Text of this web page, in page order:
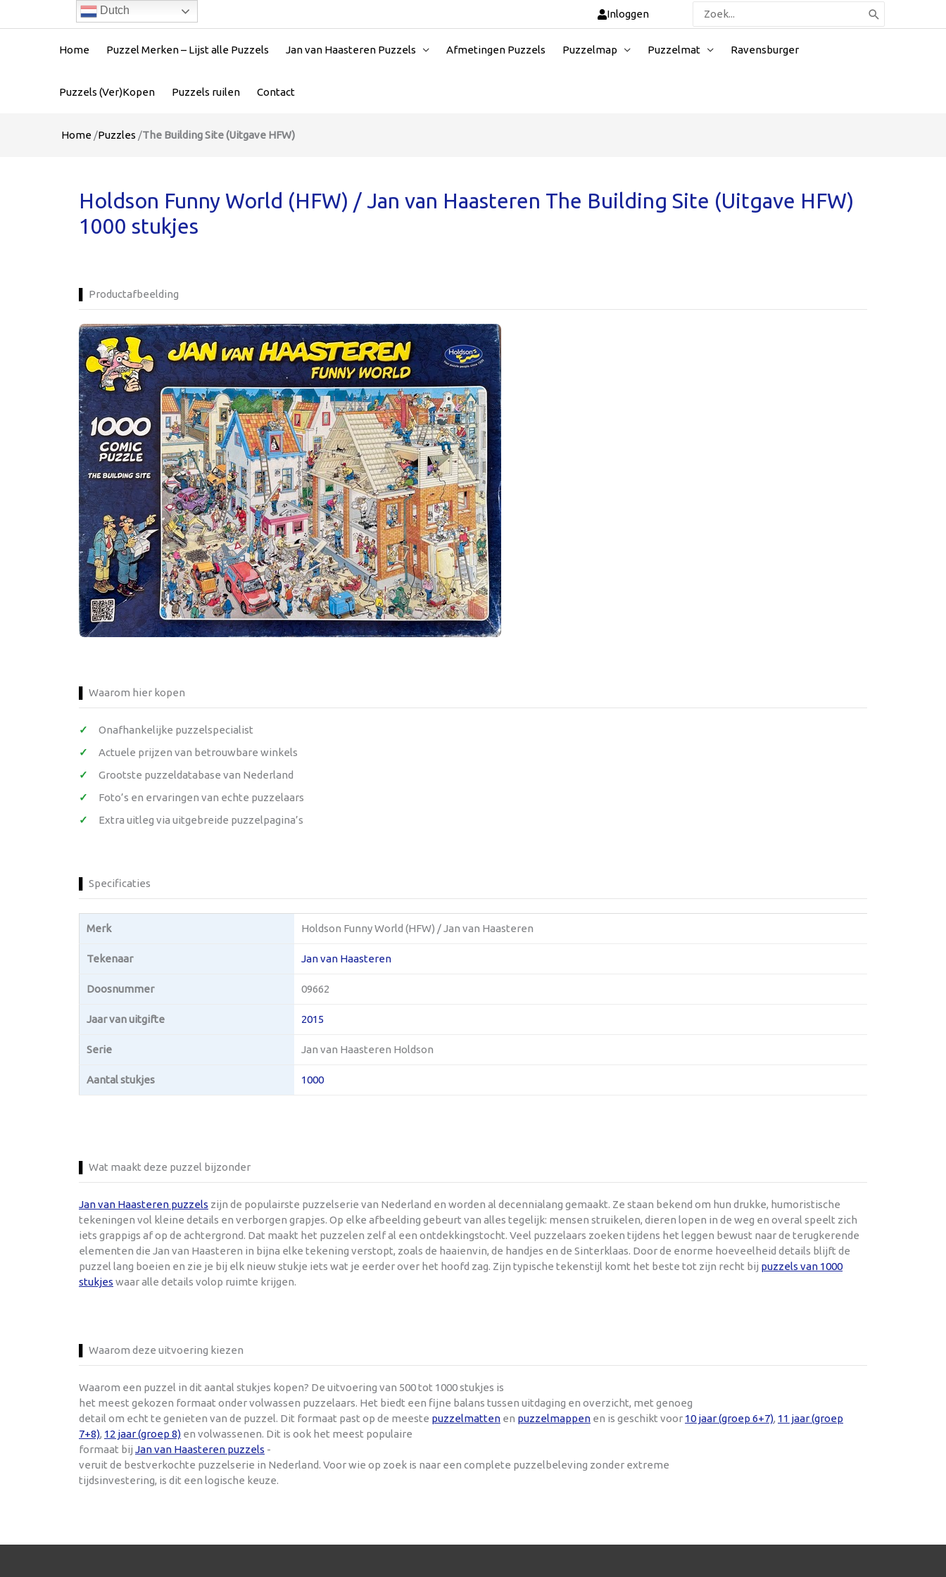
Inloggen
Zoeken
naar:
Home Puzzel Merken – Lijst alle Puzzels Jan van Haasteren Puzzels Afmetingen Puzzels Puzzelmap Puzzelmat Ravensburger
Puzzels (Ver)Kopen Puzzels ruilen Contact
Home /Puzzles /The Building Site (Uitgave HFW)
Holdson Funny World (HFW) / Jan van Haasteren The Building Site (Uitgave HFW)
1000 stukjes
Productafbeelding
Waarom hier kopen
Onafhankelijke puzzelspecialist
Actuele prijzen van betrouwbare winkels
Grootste puzzeldatabase van Nederland
Foto’s en ervaringen van echte puzzelaars
Extra uitleg via uitgebreide puzzelpagina’s
Specificaties
Merk Holdson Funny World (HFW) / Jan van Haasteren
Tekenaar Jan van Haasteren
Doosnummer 09662
Jaar van uitgifte 2015
Serie Jan van Haasteren Holdson
Aantal stukjes 1000
Wat maakt deze puzzel bijzonder
Jan van Haasteren puzzels zijn de populairste puzzelserie van Nederland en worden al decennialang gemaakt. Ze staan bekend om hun drukke, humoristische
tekeningen vol kleine details en verborgen grapjes. Op elke afbeelding gebeurt van alles tegelijk: mensen struikelen, dieren lopen in de weg en overal speelt zich
iets grappigs af op de achtergrond. Dat maakt het puzzelen zelf al een ontdekkingstocht. Veel puzzelaars zoeken tijdens het leggen bewust naar de terugkerende
elementen die Jan van Haasteren in bijna elke tekening verstopt, zoals de haaienvin, de handjes en de Sinterklaas. Door de enorme hoeveelheid details blijft de
puzzel lang boeien en zie je bij elk nieuw stukje iets wat je eerder over het hoofd zag. Zijn typische tekenstijl komt het beste tot zijn recht bij puzzels van 1000
stukjes waar alle details volop ruimte krijgen.
Waarom deze uitvoering kiezen
Waarom een puzzel in dit aantal stukjes kopen? De uitvoering van 500 tot 1000 stukjes is
het meest gekozen formaat onder volwassen puzzelaars. Het biedt een fijne balans tussen uitdaging en overzicht, met genoeg
detail om echt te genieten van de puzzel. Dit formaat past op de meeste puzzelmatten en puzzelmappen en is geschikt voor 10 jaar (groep 6+7), 11 jaar (groep
7+8), 12 jaar (groep 8) en volwassenen. Dit is ook het meest populaire
formaat bij Jan van Haasteren puzzels -
veruit de bestverkochte puzzelserie in Nederland. Voor wie op zoek is naar een complete puzzelbeleving zonder extreme
tijdsinvestering, is dit een logische keuze.
Dutch